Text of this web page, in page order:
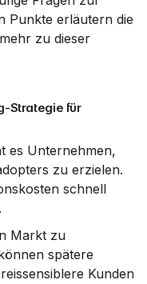
Punkte erläutern die
zu dieser
Strategie für
es Unternehmen,
zu erzielen.
schnell
Markt zu
spätere
Kunden